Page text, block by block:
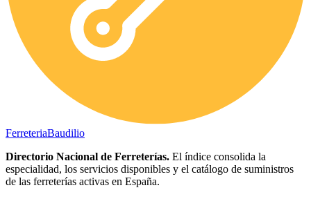
FerreteriaBaudilio
Directorio Nacional de Ferreterías. El índice consolida la
especialidad, los servicios disponibles y el catálogo de suministros
de las ferreterías activas en España.